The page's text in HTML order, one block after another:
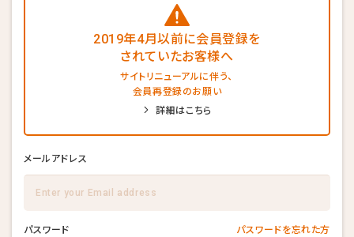
2019年4月以前に会員登録を
されていたお客様へ
サイトリニューアルに伴う、
会員再登録のお願い
詳細はこちら
メールアドレス
パスワード パスワードを忘れた方